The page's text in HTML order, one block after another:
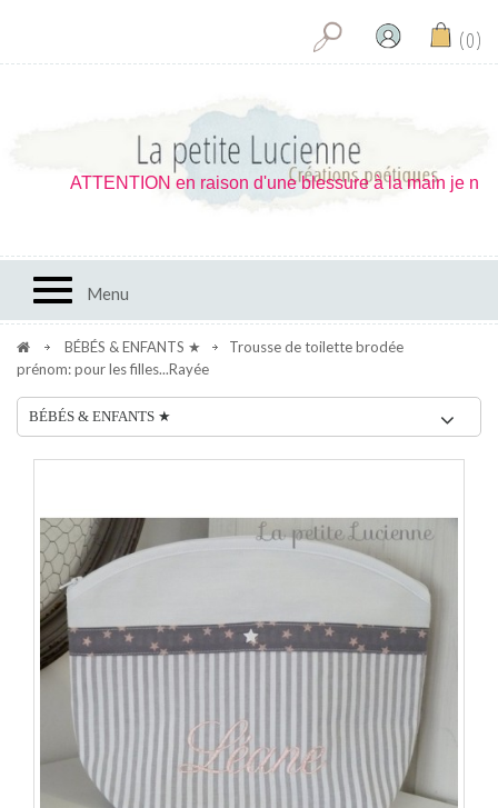
0
Toggle navigation
Menu
ATTENTION en raison d'une blessure à la main je ne
BÉBÉS & ENFANTS ★
Trousse de toilette brodée
prénom: pour les filles...Rayée
BÉBÉS & ENFANTS ★